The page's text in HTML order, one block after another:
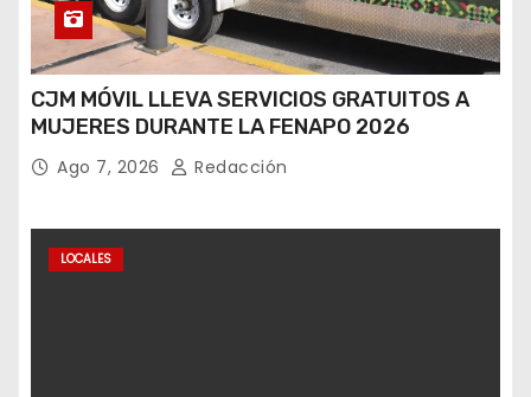
CJM MÓVIL LLEVA SERVICIOS GRATUITOS A
MUJERES DURANTE LA FENAPO 2026
Ago 7, 2026 Redacción
LOCALES